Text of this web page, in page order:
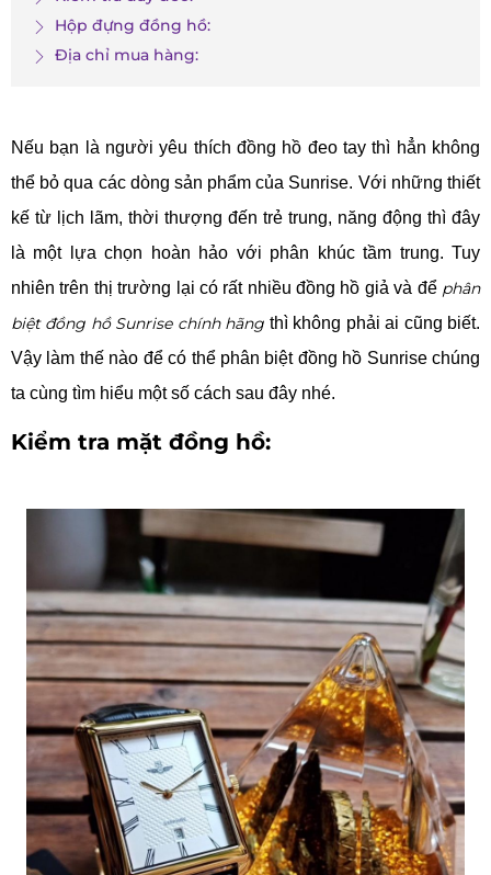
Hộp đựng đồng hồ:
Địa chỉ mua hàng:
Nếu bạn là người yêu thích đồng hồ đeo tay thì hẳn không
thể bỏ qua các dòng sản phẩm của Sunrise. Với những thiết
kế từ lịch lãm, thời thượng đến trẻ trung, năng động thì đây
là một lựa chọn hoàn hảo với phân khúc tầm trung. Tuy
nhiên trên thị trường lại có rất nhiều đồng hồ giả và để phân
biệt đồng hồ Sunrise chính hãng thì không phải ai cũng biết.
Vậy làm thế nào để có thể phân biệt đồng hồ Sunrise chúng
ta cùng tìm hiểu một số cách sau đây nhé.
Kiểm tra mặt đồng hồ: